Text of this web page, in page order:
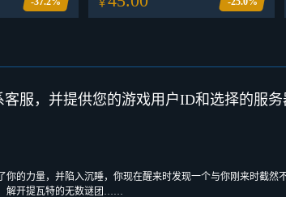
￥
服，并提供您的游戏用户ID和选择的服
你的力量，并陷入沉睡，你现在醒来时发现一个与你刚来时
解开提瓦特的无数谜团……